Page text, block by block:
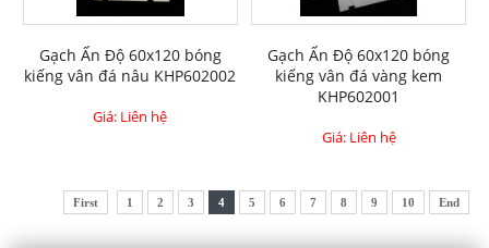
Gạch Ấn Độ 60x120 bóng
kiếng vân đá nâu KHP602002
Giá: Liên hệ
Gạch Ấn Độ 60x120 bóng
kiếng vân đá vàng kem
KHP602001
Giá: Liên hệ
First 1 2 3 4 5 6 7 8 9 10 End